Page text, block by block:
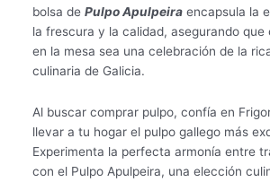
bolsa de Pulpo Apulpeiraencapsula la
la frescura y la calidad, asegurando que
en la mesa sea una celebración de la
culinaria de Galicia.
Al buscar comprar pulpo, confía en
llevar a tu hogar el pulpo gallego más
Experimenta la perfecta armonía entre
con el Pulpo Apulpeira, una elección